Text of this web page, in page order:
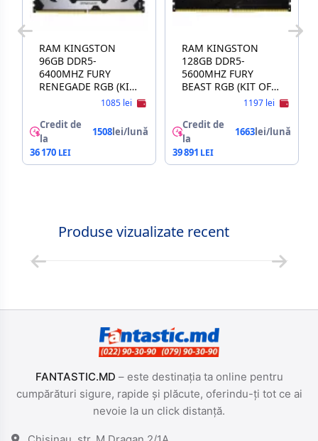
RAM KINGSTON
96GB DDR5-
6400MHZ FURY
RENEGADE RGB (KIT
(KF564C32RSAK2-96),
CL32-39, 1.4V,
SILVER/BLACKCAPACITATEA
MEMORIEI (TOTAL):
96GB TIP MEMORIE:
CL32 TENSIUNE
RAM: 1.4V
1085 lei
Credit de
la
1508lei/lună
36 170
RAM KINGSTON
128GB DDR5-
5600MHZ FURY
BEAST RGB (KIT OF
128), CL36-38-38,
1.25V, AMD EXPO
1.0/INTEL XMP 3.0,
BLACK
1197 lei
Credit de
la
1663lei/lună
39 891
Produse vizualizate recent
FANTASTIC.MD – este destinația ta online pentru
cumpărături sigure, rapide și plăcute, oferindu-ți tot ce ai
nevoie la un click distanță.